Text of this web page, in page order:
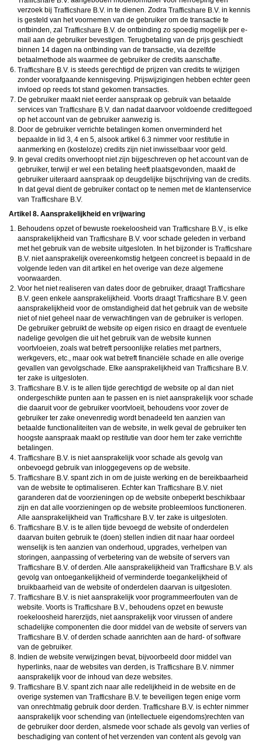
verzoek bij
in te dienen. Zodra
in kennis
is gesteld van het voornemen van de gebruiker om de transactie te
ontbinden, zal
de ontbinding zo spoedig mogelijk per e-
mail aan de gebruiker bevestigen. Terugbetaling van de prijs geschiedt
binnen 14 dagen na ontbinding van de transactie, via dezelfde
betaalmethode als waarmee de gebruiker de credits aanschafte.
is steeds gerechtigd de prijzen van credits te wijzigen
zonder voorafgaande kennisgeving. Prijswijzigingen hebben echter geen
invloed op reeds tot stand gekomen transacties.
De gebruiker maakt niet eerder aanspraak op gebruik van betaalde
services van
dan nadat daarvoor voldoende credittegoed
op het account van de gebruiker aanwezig is.
Door de gebruiker verrichte betalingen komen onverminderd het
bepaalde in lid 3, 4 en 5, alsook artikel 6.3 nimmer voor restitutie in
aanmerking en (kosteloze) credits zijn niet inwisselbaar voor geld.
In geval credits onverhoopt niet zijn bijgeschreven op het account van de
gebruiker, terwijl er wel een betaling heeft plaatsgevonden, maakt de
gebruiker uiteraard aanspraak op deugdelijke bijschrijving van de credits.
In dat geval dient de gebruiker contact op te nemen met de klantenservice
van
Artikel 8. Aansprakelijkheid en vrijwaring
Behoudens opzet of bewuste roekeloosheid van
, is elke
aansprakelijkheid van
voor schade geleden in verband
met het gebruik van de website uitgesloten. In het bijzonder is
niet aansprakelijk overeenkomstig hetgeen concreet is bepaald in de
volgende leden van dit artikel en het overige van deze algemene
voorwaarden.
Voor het niet realiseren van dates door de gebruiker, draagt
geen enkele aansprakelijkheid. Voorts draagt
geen
aansprakelijkheid voor de omstandigheid dat het gebruik van de website
niet of niet geheel naar de verwachtingen van de gebruiker is verlopen.
De gebruiker gebruikt de website op eigen risico en draagt de eventuele
nadelige gevolgen die uit het gebruik van de website kunnen
voortvloeien, zoals wat betreft persoonlijke relaties met partners,
werkgevers, etc., maar ook wat betreft financiële schade en alle overige
gevallen van gevolgschade. Elke aansprakelijkheid van
ter zake is uitgesloten.
is te allen tijde gerechtigd de website op al dan niet
ondergeschikte punten aan te passen en is niet aansprakelijk voor schade
die daaruit voor de gebruiker voortvloeit, behoudens voor zover de
gebruiker ter zake onevenredig wordt benadeeld ten aanzien van
betaalde functionaliteiten van de website, in welk geval de gebruiker ten
hoogste aanspraak maakt op restitutie van door hem ter zake verrichtte
betalingen.
is niet aansprakelijk voor schade als gevolg van
onbevoegd gebruik van inloggegevens op de website.
spant zich in om de juiste werking en de bereikbaarheid
van de website te optimaliseren. Echter kan
niet
garanderen dat de voorzieningen op de website onbeperkt beschikbaar
zijn en dat alle voorzieningen op de website probleemloos functioneren.
Alle aansprakelijkheid van
ter zake is uitgesloten.
is te allen tijde bevoegd de website of onderdelen
daarvan buiten gebruik te (doen) stellen indien dit naar haar oordeel
wenselijk is ten aanzien van onderhoud, upgrades, verhelpen van
storingen, aanpassing of verbetering van de website of servers van
of derden. Alle aansprakelijkheid van
als
gevolg van ontoegankelijkheid of verminderde toegankelijkheid of
bruikbaarheid van de website of onderdelen daarvan is uitgesloten.
is niet aansprakelijk voor programmeerfouten van de
website. Voorts is
, behoudens opzet en bewuste
roekeloosheid harerzijds, niet aansprakelijk voor virussen of andere
schadelijke componenten die door middel van de website of servers van
of derden schade aanrichten aan de hard- of software
van de gebruiker.
Indien de website verwijzingen bevat, bijvoorbeeld door middel van
hyperlinks, naar de websites van derden, is
nimmer
aansprakelijk voor de inhoud van deze websites.
spant zich naar alle redelijkheid in de website en de
overige systemen van
te beveiligen tegen enige vorm
van onrechtmatig gebruik door derden.
is echter nimmer
aansprakelijk voor schending van (intellectuele eigendoms)rechten van
de gebruiker door derden, alsmede voor schade als gevolg van verlies of
beschadiging van content of het verzenden van content als gevolg van